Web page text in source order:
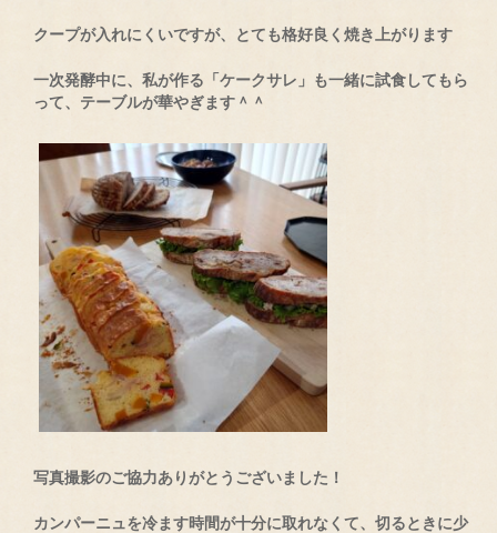
クープが入れにくいですが、とても格好良く焼き上がります
一次発酵中に、私が作る「ケークサレ」も一緒に試食してもら
って、テーブルが華やぎます＾＾
写真撮影のご協力ありがとうございました！
カンパーニュを冷ます時間が十分に取れなくて、切るときに少